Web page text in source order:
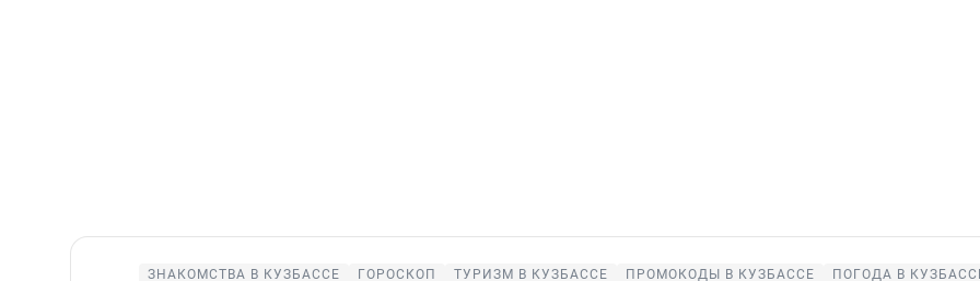
ЗНАКОМСТВА В КУЗБАССЕ ГОРОСКОП ТУРИЗМ В КУЗБАССЕ ПРОМОКОДЫ В КУЗБАССЕ ПОГОДА В